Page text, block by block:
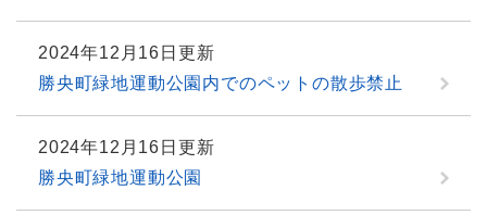
2024年12月16日更新
勝央町緑地運動公園内でのペットの散歩禁止
2024年12月16日更新
勝央町緑地運動公園